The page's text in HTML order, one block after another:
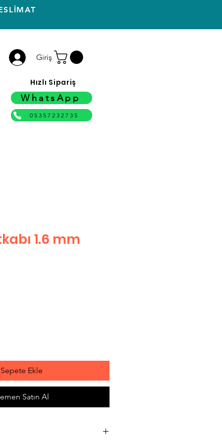
Giriş
Hızlı Sipariş
WhatsApp
05357232735
1.6 mm
Sepete Ekle
Satın Al